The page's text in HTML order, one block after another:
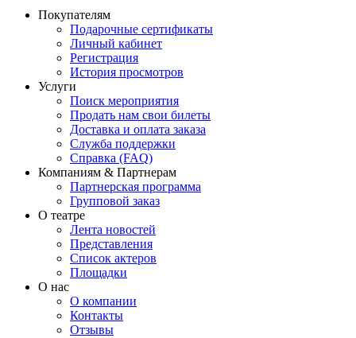
Покупателям
Подарочные сертификаты
Личный кабинет
Регистрация
История просмотров
Услуги
Поиск мероприятия
Продать нам свои билеты
Доставка и оплата заказа
Служба поддержки
Справка (FAQ)
Компаниям & Партнерам
Партнерская программа
Групповой заказ
О театре
Лента новостей
Представления
Список актеров
Площадки
О нас
О компании
Контакты
Отзывы